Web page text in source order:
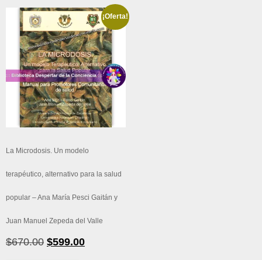
¡Oferta!
La Microdosis. Un modelo
terapéutico, alternativo para la salud
popular – Ana María Pesci Gaitán y
Juan Manuel Zepeda del Valle
$670.00 El
$599.00El